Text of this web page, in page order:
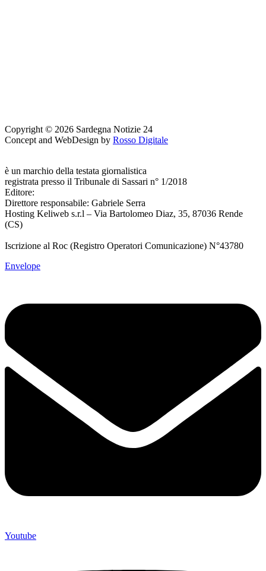
Copyright © 2026 Sardegna Notizie 24
Concept and WebDesign by Rosso Digitale
è un marchio della testata giornalistica
registrata presso il Tribunale di Sassari n° 1/2018
Editore:
Direttore responsabile: Gabriele Serra
Hosting Keliweb s.r.l – Via Bartolomeo Diaz, 35, 87036 Rende
(CS)
Iscrizione al Roc (Registro Operatori Comunicazione) N°43780
Envelope
Youtube